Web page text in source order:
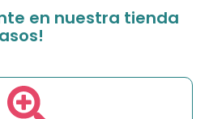
en nuestra tienda